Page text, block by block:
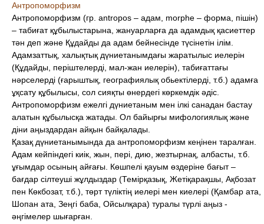
Антропоморфизм
Антропоморфизм (гр. аntropos – адам, morphe – форма, пішін)
– табиғат құбылыстарына, жануарларға да адамдық қасиеттер
тән деп және Құдайды да адам бейнесінде түсінетін ілім.
Адамзаттық, халықтық дүниетанымдағы жаратылыс иелерін
(Құдайды, періштелерді, мал-жан иелерін), табиғаттағы
нәрселерді (ғарыштық, географиялық обьектілерді, т.б.) адамға
ұқсату құбылысы, сол сияқты өнердегі көркемдік әдіс.
Антропоморфизм ежелгі дүниетаным мен ілкі санадан бастау
алатын құбылысқа жатады. Ол байырғы мифологиялық және
діни аңыздардан айқын байқалады.
Қазақ дүниетанымында да антропоморфизм кеңінен таралған.
Адам кейпіндегі киік, жын, пері, дию, жезтырнақ, албасты, т.б.
ұғымдар осының айғағы. Көшпелі қауым өздеріне бағыт –
бағдар сілтеуші жұлдыздар (Темірқазық, Жетіқарақшы, Ақбозат
пен Көкбозат, т.б.), төрт түліктің иелері мен киелері (Қамбар ата,
Шопан ата, Зеңгі баба, Ойсылқара) туралы түрлі аңыз -
әңгімелер шығарған.